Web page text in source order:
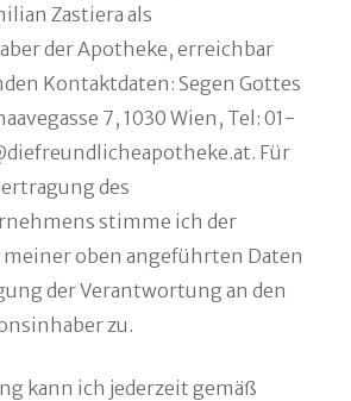
Zastiera als
der Apotheke, erreichbar
Kontaktdaten: Segen Gottes
7, 1030 Wien, Tel: 01-
Für
des
stimme ich der
oben angeführten Daten
der Verantwortung an den
zu.
kann ich jederzeit gemäß